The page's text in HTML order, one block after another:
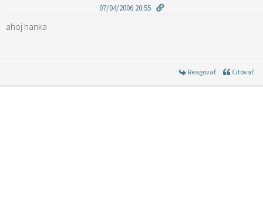
07/04/2006 20:55
ahoj hanka
Reagovať Citovať